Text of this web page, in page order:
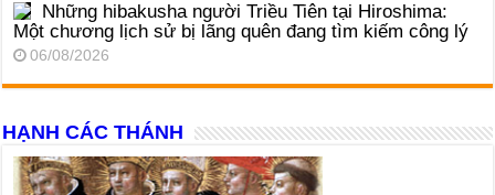
Những hibakusha người Triều Tiên tại Hiroshima:
Một chương lịch sử bị lãng quên đang tìm kiếm công lý
06/08/2026
HẠNH CÁC THÁNH